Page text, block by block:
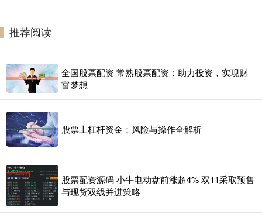
推荐阅读
全国股票配资 常熟股票配资：助力投资，实现财
富梦想
股票上杠杆资金：风险与操作全解析
股票配资源码 小牛电动盘前涨超4% 双11采取预售
与现货双线并进策略